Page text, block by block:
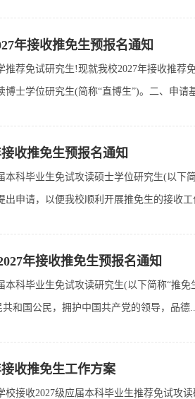
年接收推免生预报名通知
推荐免试研究生!现就我校2027年接收推
博士学位研究生(简称“直博生”)。二、申请
收推免生预报名通知
本科毕业生免试攻读硕士学位研究生(以
出申请，以便我校顺利开展推免生的接收
年接收推免生预报名通知
本科毕业生免试攻读研究生(以下简称“推
和国公民，拥护中国共产党的领导，品德
收推免生工作方案
校接收2027级应届本科毕业生推荐免试攻